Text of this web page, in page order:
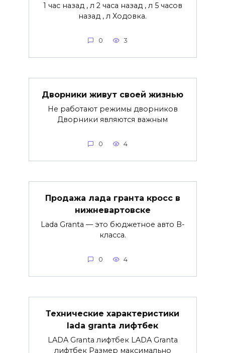
1 час назад , л 2 часа назад , л 5 часов
назад , л Ходовка.
0 3
Дворники живут своей жизнью
Не работают режимы дворников
Дворники являются важным
0 4
Продажа лада гранта кросс в
нижневартовске
Lada Granta — это бюджетное авто B-
класса.
0 4
Технические характеристики
lada granta лифтбек
LADA Granta лифтбек LADA Granta
лифтбек Размер максимально